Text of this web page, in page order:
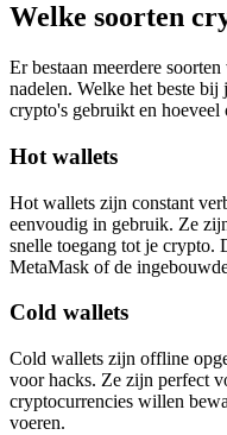
Welke soorten
Er bestaan meerdere
nadelen. Welke het beste
crypto's gebruikt en
Hot wallets
Hot wallets zijn constant
eenvoudig in gebruik. Ze
snelle toegang tot je crypto.
MetaMask of de
Cold wallets
Cold wallets zijn offline
voor hacks. Ze zijn perfect
cryptocurrencies willen
voeren.